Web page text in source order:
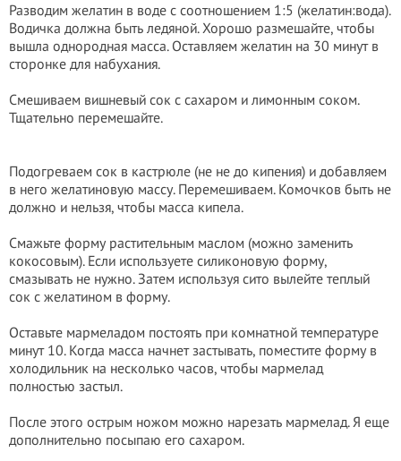
Разводим желатин в воде с соотношением 1:5 (желатин:вода).
Водичка должна быть ледяной. Хорошо размешайте, чтобы
вышла однородная масса. Оставляем желатин на 30 минут в
сторонке для набухания.
Смешиваем вишневый сок с сахаром и лимонным соком.
Тщательно перемешайте.
Подогреваем сок в кастрюле (не не до кипения) и добавляем
в него желатиновую массу. Перемешиваем. Комочков быть не
должно и нельзя, чтобы масса кипела.
Смажьте форму растительным маслом (можно заменить
кокосовым). Если используете силиконовую форму,
смазывать не нужно. Затем используя сито вылейте теплый
сок с желатином в форму.
Оставьте мармеладом постоять при комнатной температуре
минут 10. Когда масса начнет застывать, поместите форму в
холодильник на несколько часов, чтобы мармелад
полностью застыл.
После этого острым ножом можно нарезать мармелад. Я еще
дополнительно посыпаю его сахаром.